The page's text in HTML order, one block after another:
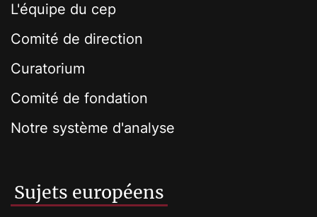
L'équipe du cep
Comité de direction
Curatorium
Comité de fondation
Notre système d'analyse
Sujets européens